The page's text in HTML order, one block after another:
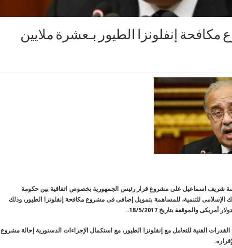
إنفلونزا الطيور بـعشرة ملايين
شريف اسماعيل على مشروع قرار رئيس الجمهورية بخصوص اتفاقية بين حكومة
الإسلامى للتنمية، للمساهمة بتمويل إضافى فى مشروع مكافحة إنفلونزا الطيور، وذلك
الفنية للتعامل مع إنفلونزا الطيور، مع استكمال الإجراءات الدستورية إحالة مشروع